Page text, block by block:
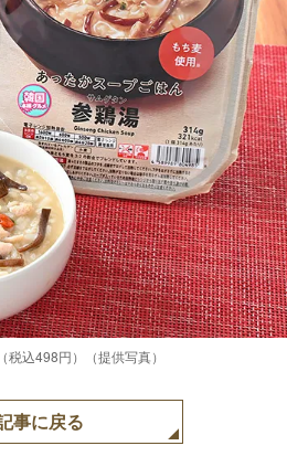
込498円）（提供写真）
事に戻る